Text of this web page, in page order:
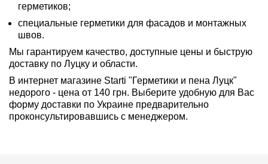
герметиков;
специальные герметики для фасадов и монтажных
швов.
Мы гарантируем качество, доступные цены и быструю
доставку по Луцку и области.
В интернет магазине Starti "Герметики и пена Луцк"
недорого - цена от 140 грн. Выберите удобную для Вас
форму доставки по Украине предварительно
проконсультировавшись с менеджером.